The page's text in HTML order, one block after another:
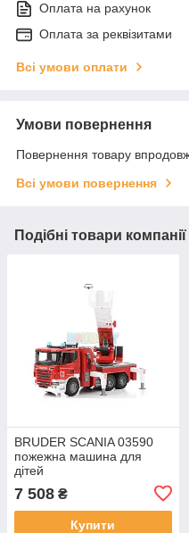
Оплата на рахунок
Оплата за реквізитами
Всі умови оплати
Умови повернення
Повернення товару
Всі умови повернення
Подібні товари компанії
BRUDER SCANIA 03590
пожежна машина для
дітей
7 508 ₴
Купити